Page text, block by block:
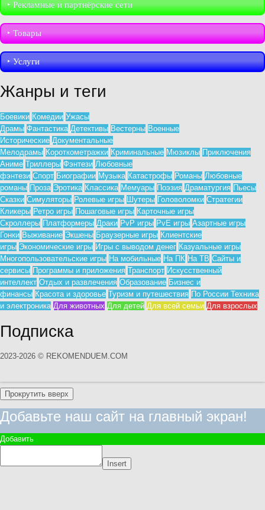
‣︎ Рекламные и партнёрские сети
‣︎ Товары
‣︎ Услуги
Жанры и теги
Боевики Комедии Ужасы
Драмы Фантастика Детективы Вестерны Военные
Исторические Документальные
Мелодрамы Короткометражки Криминальные Мюзиклы Приключения
Аниме Триллеры Фэнтези Любовные
фэнтези Спорт Биографии Музыка Катастрофы Романы Любовные
романы Проза Эротика Классика Мемуары Поэзия Драматургия Пьесы
Сказки Симуляторы Ролевые игры Шутеры Головоломки Стратегии
Кликеры Ретро игры Пошаговые игры Карточные игры
Скроллеры Платформеры Драки PvP игры PvE игры Азартные игры
Гонки Выживание Экшены Браузерные игры Клиентские
игры Экономические игры Игры с выводом денег Казуальные игры
Многопользовательские игры На мобильные На ПК На ТВ Сайты и
сервисы Программы и приложения Транспорт Искусственный
интеллект Отдых и развлечения Образование Бизнес и
финансы Красота и здоровье Туризм и путешествия По России Техника
и электроника Для животных Для детей Для всей семьи Для взрослых
Подписка
2023-2026 © REKOMENDUEM.COM
Прокрутить вверх
Добавьте наш сайт на главный экран!
Добавить
Insert